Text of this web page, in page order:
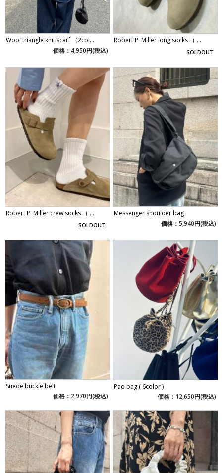
Wool triangle knit scarf （2col...
価格：4,950円(税込)
Robert P. Miller long socks （ ...
SOLDOUT
Robert P. Miller crew socks （ ...
SOLDOUT
Messenger shoulder bag
価格：5,940円(税込)
Suede buckle belt
価格：2,970円(税込)
Pao bag ( 6color )
価格：12,650円(税込)